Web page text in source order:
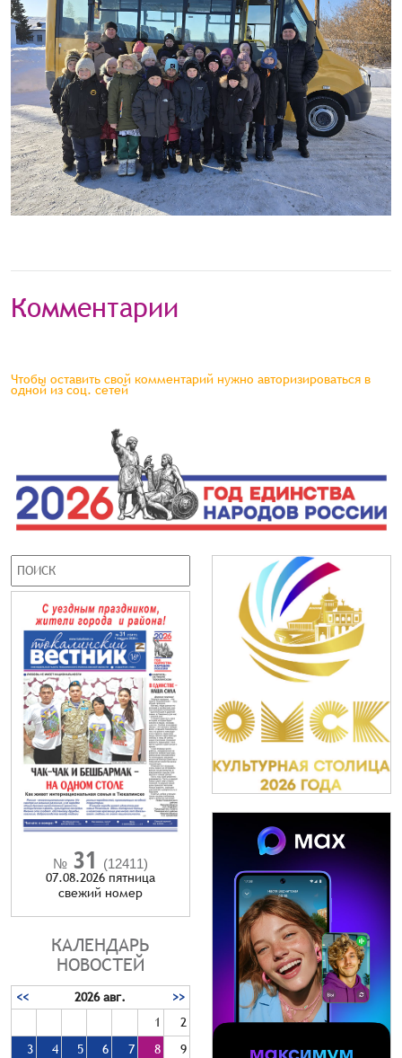
Комментарии
Чтобы оставить свой комментарий нужно авторизироваться в
одной из соц. сетей
№ 31 (12411)
07.08.2026 пятница
cвежий номер
КАЛЕНДАРЬ
НОВОСТЕЙ
<< 2026 авг.
>>
1
2
3
4 5 6 7 8
9